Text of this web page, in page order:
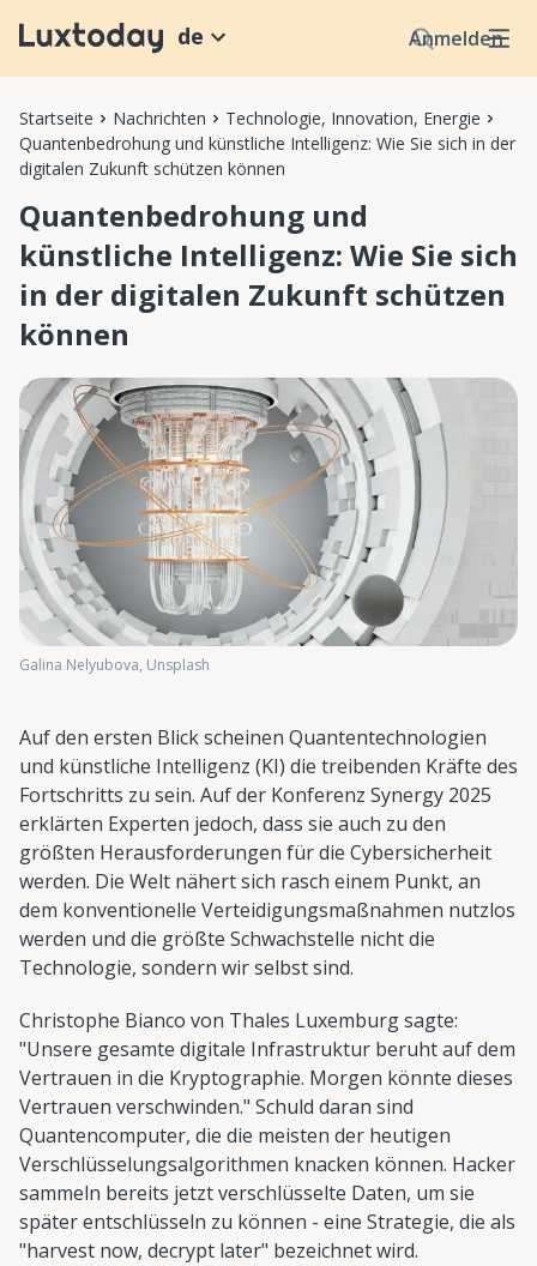
Anmelden
de
Startseite Nachrichten
Technologie, Innovation, Energie
Quantenbedrohung und künstliche Intelligenz: Wie Sie sich in der
digitalen Zukunft schützen können
Quantenbedrohung und
künstliche Intelligenz: Wie Sie sich
in der digitalen Zukunft schützen
können
Galina Nelyubova, Unsplash
Auf den ersten Blick scheinen Quantentechnologien
und künstliche Intelligenz (KI) die treibenden Kräfte des
Fortschritts zu sein. Auf der Konferenz Synergy 2025
erklärten Experten jedoch, dass sie auch zu den
größten Herausforderungen für die Cybersicherheit
werden. Die Welt nähert sich rasch einem Punkt, an
dem konventionelle Verteidigungsmaßnahmen nutzlos
werden und die größte Schwachstelle nicht die
Technologie, sondern wir selbst sind.
Christophe Bianco von Thales Luxemburg sagte:
"Unsere gesamte digitale Infrastruktur beruht auf dem
Vertrauen in die Kryptographie. Morgen könnte dieses
Vertrauen verschwinden." Schuld daran sind
Quantencomputer, die die meisten der heutigen
Verschlüsselungsalgorithmen knacken können. Hacker
sammeln bereits jetzt verschlüsselte Daten, um sie
später entschlüsseln zu können - eine Strategie, die als
"harvest now, decrypt later" bezeichnet wird.